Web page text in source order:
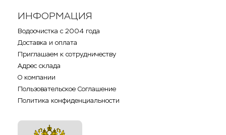
ИНФОРМАЦИЯ
Водоочистка с 2004 года
Доставка и оплата
Приглашаем к сотрудничеству
Адрес склада
О компании
Пользовательское Соглашение
Политика конфиденциальности